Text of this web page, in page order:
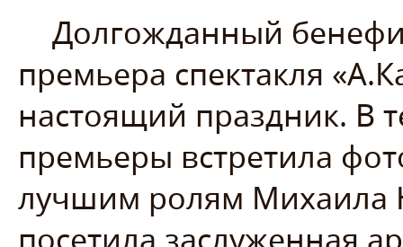
Долгожданный
премьера спектакля
настоящий праздник. В
премьеры встретила
лучшим ролям Михаила